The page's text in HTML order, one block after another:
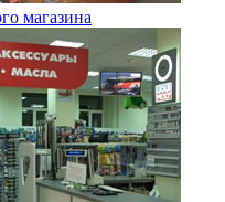
магазина